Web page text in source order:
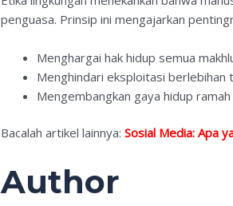
penguasa. Prinsip ini mengajarkan
Menghargai hak hidup semua
Menghindari eksploitasi berlebihan
Mengembangkan gaya hidup
Bacalah artikel lainnya:Sosial Media: Apa
Author